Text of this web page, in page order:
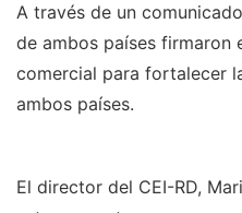
A través de un
de ambos países firmaron
comercial para fortalecer
ambos países.
El director del CEI-RD,